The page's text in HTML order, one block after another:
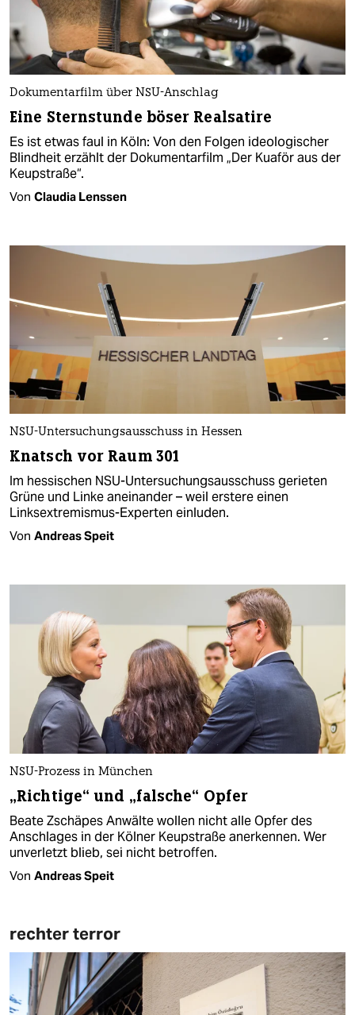
Dokumentarfilm über NSU-Anschlag
Eine Sternstunde böser Realsatire
Es ist etwas faul in Köln: Von den Folgen ideologischer
Blindheit erzählt der Dokumentarfilm „Der Kuaför aus der
Keupstraße“.
Von Claudia Lenssen
NSU-Untersuchungsausschuss in Hessen
Knatsch vor Raum 301
Im hessischen NSU-Untersuchungsausschuss gerieten
Grüne und Linke aneinander – weil erstere einen
Linksextremismus-Experten einluden.
Von Andreas Speit
NSU-Prozess in München
„Richtige“ und „falsche“ Opfer
Beate Zschäpes Anwälte wollen nicht alle Opfer des
Anschlages in der Kölner Keupstraße anerkennen. Wer
unverletzt blieb, sei nicht betroffen.
Von Andreas Speit
rechter terror